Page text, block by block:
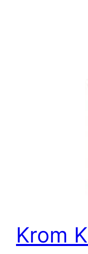
Krom